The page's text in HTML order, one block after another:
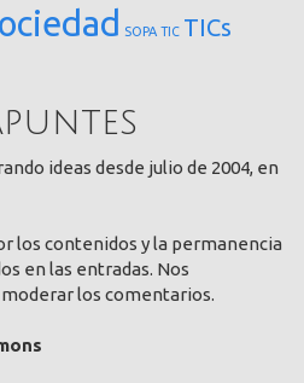
SOPA TIC TICs
ideas desde julio de 2004, en
los contenidos y la permanencia
en las entradas. Nos
los comentarios.